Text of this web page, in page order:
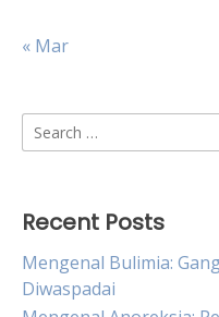
« Mar
Search
for:
Recent Posts
Mengenal Bulimia:
Diwaspadai